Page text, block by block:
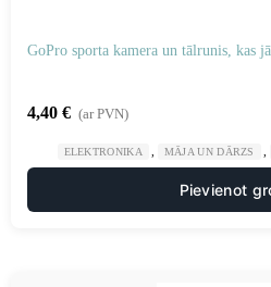
GoPro sporta kamera un tālrunis, kas
4,40 € (ar PVN)
ELEKTRONIKA MĀJA UN DĀRZS
Pievienot